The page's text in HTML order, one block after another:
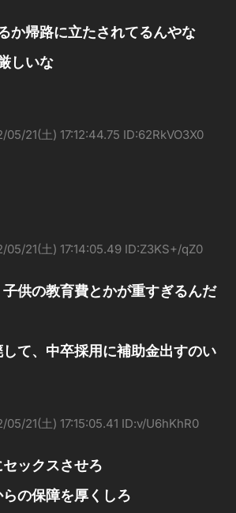
か帰路に立たされてるんやな
しいな
05/21(土) 17:12:44.75 ID:62RkVO3X0
05/21(土) 17:14:05.49 ID:Z3KS+/qZ0
供の教育費とかが重すぎるんだ
て、中卒採用に補助金出すのい
05/21(土) 17:15:05.41 ID:v/U6hKhR0
ックスさせろ
の保障を厚くしろ